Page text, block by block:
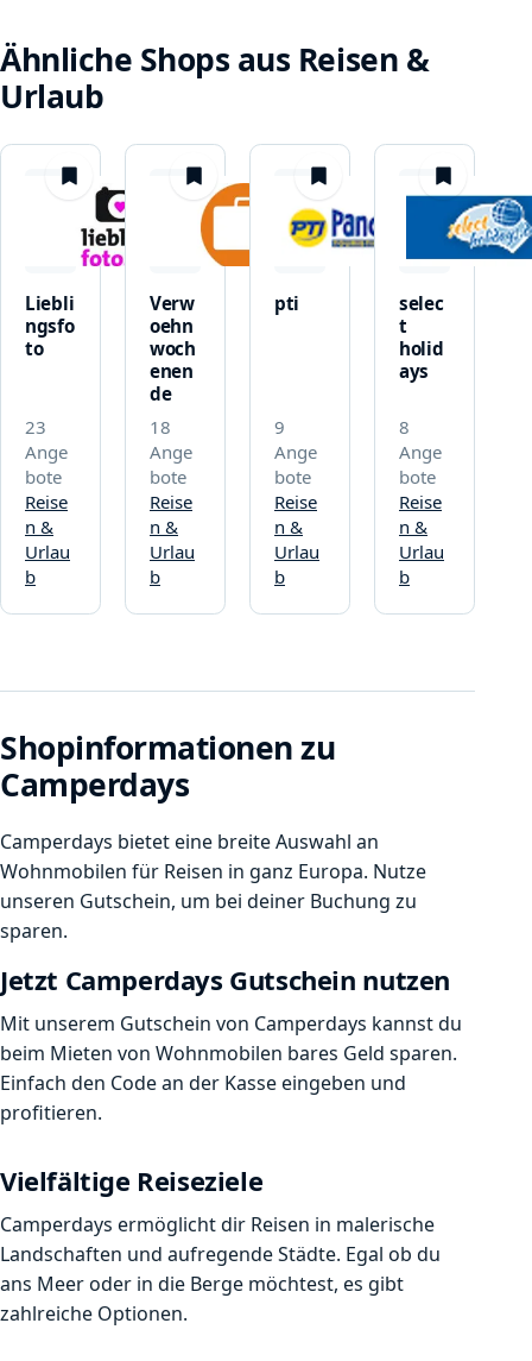
Ähnliche Shops aus Reisen &
Urlaub
merken
Liebli
ngsfo
to
23
Ange
bote
Reise
n &
Urlau
b
merken
Verw
oehn
woch
enen
de
18
Ange
bote
Reise
n &
Urlau
b
merken
pti
9
Ange
bote
Reise
n &
Urlau
b
merken
selec
t
holid
ays
8
Ange
bote
Reise
n &
Urlau
b
Shopinformationen zu
Camperdays
Camperdays bietet eine breite Auswahl an
Wohnmobilen für Reisen in ganz Europa. Nutze
unseren Gutschein, um bei deiner Buchung zu
sparen.
Jetzt Camperdays Gutschein nutzen
Mit unserem Gutschein von Camperdays kannst du
beim Mieten von Wohnmobilen bares Geld sparen.
Einfach den Code an der Kasse eingeben und
profitieren.
Vielfältige Reiseziele
Camperdays ermöglicht dir Reisen in malerische
Landschaften und aufregende Städte. Egal ob du
ans Meer oder in die Berge möchtest, es gibt
zahlreiche Optionen.